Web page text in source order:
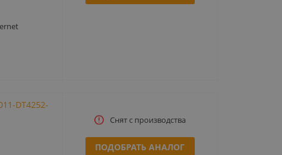
DT4252-
Снят с производства
ПОДОБРАТЬ АНАЛОГ